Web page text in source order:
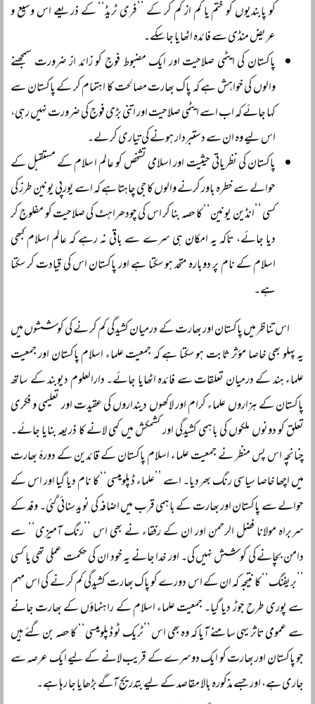
کو پابندیوں کو ختم یا کم از کم کر کے ’’فری ٹریڈ‘‘ کے ذریعے اس وسیع و
عریض منڈی سے فائدہ اٹھایا جا سکے۔
پاکستان کی ایٹمی صلاحیت اور ایک مضبوط فوج کو زائد از ضرورت سمجھنے
والوں کی خواہش ہے کہ پاک بھارت مصالحت کا اہتمام کر کے پاکستان سے
کہا جائے کہ اب اسے ایٹمی صلاحیت اور اتنی بڑی فوج کی ضرورت نہیں رہی،
اس لیے وہ ان سے دستبردار ہونے کی تیاری کر لے۔
پاکستان کی نظریاتی حیثیت اور اسلامی تشخص کو عالم اسلام کے مستقبل کے
حوالے سے خطرہ باور کرنے والوں کا جی چاہتا ہے کہ اسے یورپی یونین طرز کی
کسی ’’انڈین یونین‘‘ کا حصہ بنا کر اس کی چودھراہٹ کی صلاحیت کو مفلوج کر
دیا جائے، تاکہ یہ امکان ہی سرے سے باقی نہ رہے کہ عالم اسلام کبھی
اسلام کے نام پر دوبارہ متحد ہو سکتا ہے اور پاکستان اس کی قیادت کر سکتا
ہے۔
اس تناظر میں پاکستان اور بھارت کے درمیان کشیدگی کم کر نے کی کوششوں میں
یہ پہلو بھی خاصا مؤثر ثابت ہو سکتا ہے کہ جمعیت علماء اسلام پاکستان اور جمعیت
علماء ہند کے درمیان تعلقات سے فائدہ اٹھایا جائے۔ دارالعلوم دیوبند کے ساتھ
پاکستان کے ہزاروں علماء کرام اور لاکھوں دینداروں کی عقیدت اور تعلیمی و فکری
تعلق کو دونوں ملکوں کی باہمی کشیدگی اور کشمکش میں کمی لانے کا ذریعہ بنایا جائے۔
چنانچہ اس پس منظر نے جمعیت علماء اسلام پاکستان کے قائدین کے دورۂ بھارت
میں اچھا خاصا سیاسی رنگ بھر دیا۔ اسے ’’علماء ڈپلومیسی‘‘ کا نام دیا گیا اور اس کے
حوالے سے پاکستان اور بھارت کے باہمی قرب میں اضافہ کی نوید سنائی گئی۔ وفد کے
سربراہ مولانا فضل الرحمن اور ان کے رفقاء نے بھی اس ’’رنگ آمیزی‘‘ سے
دامن بچانے کی کوشش نہیں کی۔ اور خدا جانے یہ خود ان کی حکمت عملی تھی یا کسی
’’بریفنگ‘‘ کا نتیجہ کہ ان کے اس دورے کو پاک بھارت کشیدگی کم کر نے کی اس مہم
سے پوری طرح جوڑ دیا گیا۔ جمعیت علماء اسلام کے راہنماؤں کے بھارت جانے
سے عمومی تاثر یہی سامنے آیا کہ وہ بھی اس ’’ٹریک ٹو ڈپلومیسی‘‘ کا حصہ بن گئے ہیں
جو پاکستان اور بھارت کو ایک دوسرے کے قریب لانے کے لیے ایک عرصہ سے
جاری ہے، اور جسے مذکورہ بالا مقاصد کے لیے بتدریج آگے بڑھایا جا رہا ہے۔